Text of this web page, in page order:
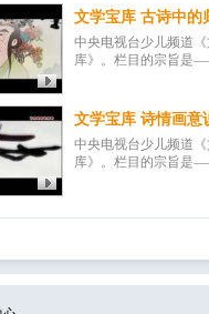
文学宝库 古诗中的
中央电视台少儿频道《
库》。栏目的宗旨是
文学宝库 诗情画意
中央电视台少儿频道《
库》。栏目的宗旨是